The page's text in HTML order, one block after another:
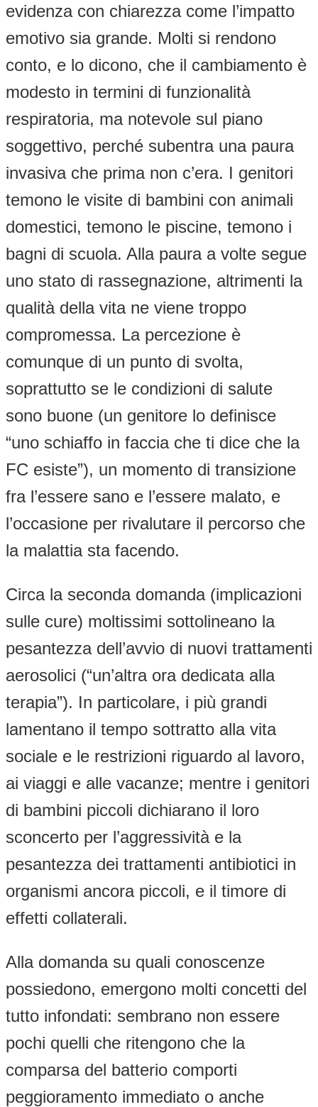
evidenza con chiarezza come l’impatto
emotivo sia grande. Molti si rendono
conto, e lo dicono, che il cambiamento è
modesto in termini di funzionalità
respiratoria, ma notevole sul piano
soggettivo, perché subentra una paura
invasiva che prima non c’era. I genitori
temono le visite di bambini con animali
domestici, temono le piscine, temono i
bagni di scuola. Alla paura a volte segue
uno stato di rassegnazione, altrimenti la
qualità della vita ne viene troppo
compromessa. La percezione è
comunque di un punto di svolta,
soprattutto se le condizioni di salute
sono buone (un genitore lo definisce
“uno schiaffo in faccia che ti dice che la
FC esiste”), un momento di transizione
fra l’essere sano e l’essere malato, e
l’occasione per rivalutare il percorso che
la malattia sta facendo.
Circa la seconda domanda (implicazioni
sulle cure) moltissimi sottolineano la
pesantezza dell’avvio di nuovi trattamenti
aerosolici (“un’altra ora dedicata alla
terapia”). In particolare, i più grandi
lamentano il tempo sottratto alla vita
sociale e le restrizioni riguardo al lavoro,
ai viaggi e alle vacanze; mentre i genitori
di bambini piccoli dichiarano il loro
sconcerto per l’aggressività e la
pesantezza dei trattamenti antibiotici in
organismi ancora piccoli, e il timore di
effetti collaterali.
Alla domanda su quali conoscenze
possiedono, emergono molti concetti del
tutto infondati: sembrano non essere
pochi quelli che ritengono che la
comparsa del batterio comporti
peggioramento immediato o anche